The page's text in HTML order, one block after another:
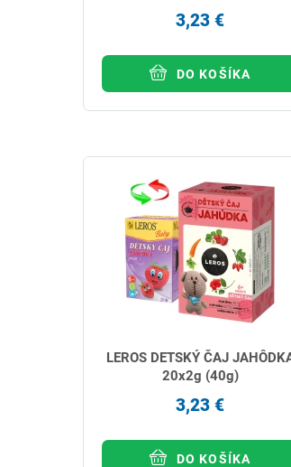
3,23 €
DO KOŠÍKA
LEROS DETSKÝ ČAJ
20x2g (40g)
3,23 €
DO KOŠÍKA